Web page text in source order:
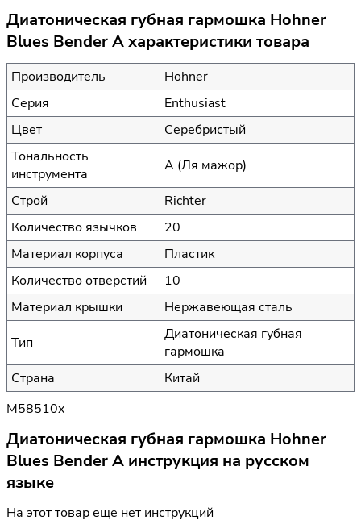
Диатоническая губная гармошка Hohner
Blues Bender A характеристики товара
Производитель
Hohner
Серия
Enthusiast
Цвет
Серебристый
Тональность
инструмента
A (Ля мажор)
Строй
Richter
Количество язычков
20
Материал корпуса
Пластик
Количество отверстий
10
Материал крышки
Нержавеющая сталь
Тип
Диатоническая губная
гармошка
Страна
Китай
M58510x
Диатоническая губная гармошка Hohner
Blues Bender A инструкция на русском
языке
На этот товар еще нет инструкций